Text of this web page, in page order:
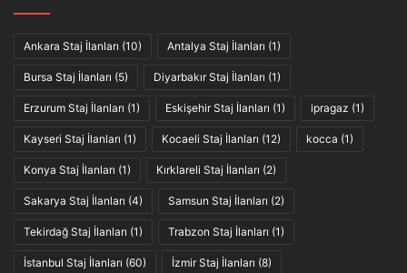
Ankara Staj İlanları (10) Antalya Staj İlanları (1)
Bursa Staj İlanları (5) Diyarbakır Staj İlanları (1)
Erzurum Staj İlanları (1) Eskişehir Staj İlanları (1) ipragaz (1)
Kayseri Staj İlanları (1) Kocaeli Staj İlanları (12) kocca (1)
Konya Staj İlanları (1) Kırklareli Staj İlanları (2)
Sakarya Staj İlanları (4) Samsun Staj İlanları (2)
Tekirdağ Staj İlanları (1) Trabzon Staj İlanları (1)
İstanbul Staj İlanları (60) İzmir Staj İlanları (8)